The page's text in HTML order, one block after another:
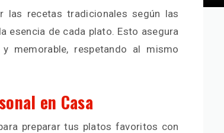
las recetas tradicionales según las
esencia de cada plato. Esto asegura
memorable, respetando al mismo
en Casa
preparar tus platos favoritos con